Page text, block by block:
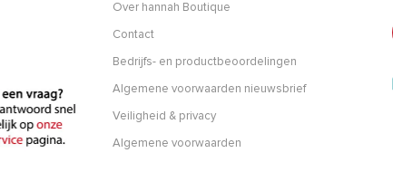
Over hannah Boutique
Contact
Bedrijfs- en productbeoordelingen
Algemene voorwaarden nieuwsbrief
Veiligheid & privacy
Algemene voorwaarden